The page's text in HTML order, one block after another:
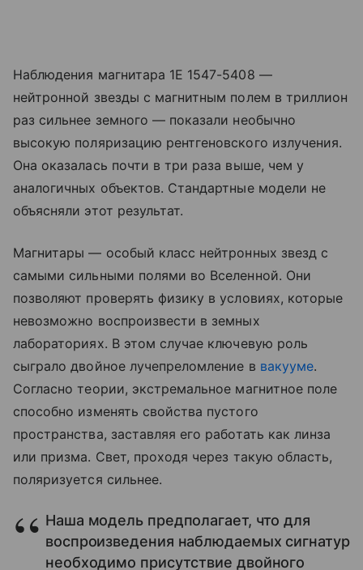
Наблюдения магнитара 1E 1547-5408 —
нейтронной звезды с магнитным полем в триллион
раз сильнее земного — показали необычно
высокую поляризацию рентгеновского излучения.
Она оказалась почти в три раза выше, чем у
аналогичных объектов. Стандартные модели не
объясняли этот результат.
Магнитары — особый класс нейтронных звезд с
самыми сильными полями во Вселенной. Они
позволяют проверять физику в условиях, которые
невозможно воспроизвести в земных
лабораториях. В этом случае ключевую роль
сыграло двойное лучепреломление в вакууме.
Согласно теории, экстремальное магнитное поле
способно изменять свойства пустого
пространства, заставляя его работать как линза
или призма. Свет, проходя через такую область,
поляризуется сильнее.
Наша модель предполагает, что для
воспроизведения наблюдаемых сигнатур
необходимо присутствие двойного